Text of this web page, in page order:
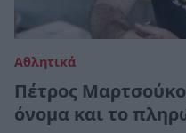
Αθλητικά
Πέτρος
όνομα και το